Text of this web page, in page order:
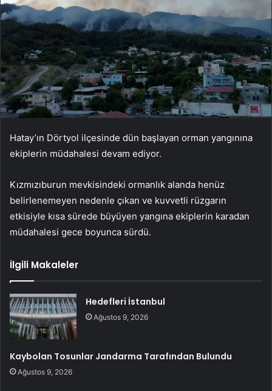
Hatay’ın Dörtyol ilçesinde dün başlayan orman yangınına
ekiplerin müdahalesi devam ediyor.
Kızmızıburun mevkisindeki ormanlık alanda henüz
belirlenemeyen nedenle çıkan ve kuvvetli rüzgarın
etkisiyle kısa sürede büyüyen yangına ekiplerin karadan
müdahalesi gece boyunca sürdü.
İlgili Makaleler
Hedefleri İstanbul
Ağustos 9, 2026
Kaybolan Tosunlar Jandarma Tarafından Bulundu
Ağustos 9, 2026